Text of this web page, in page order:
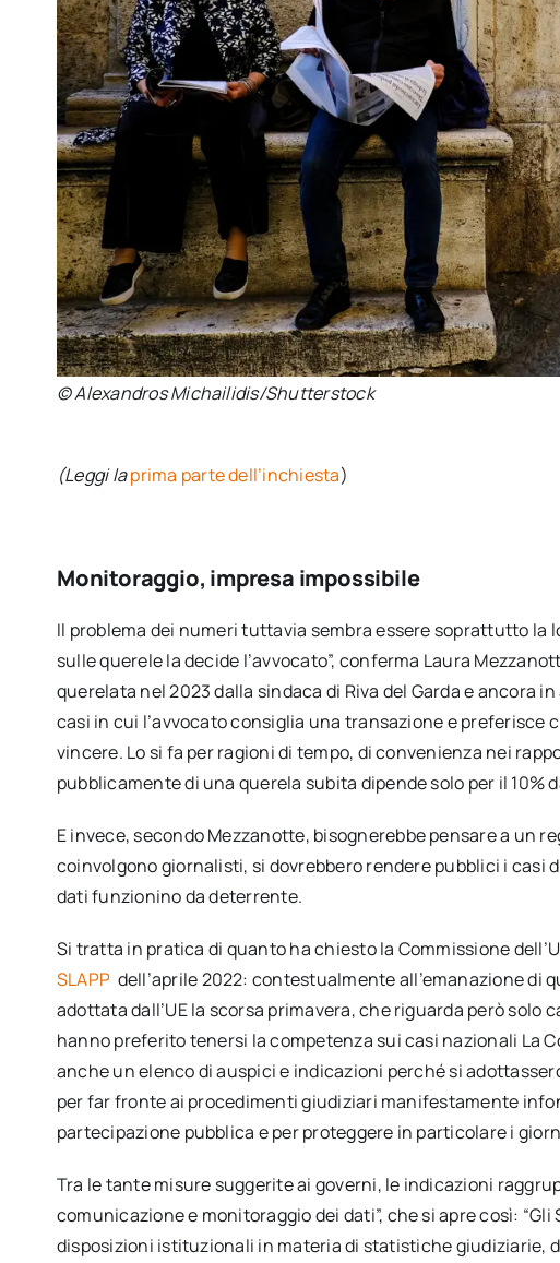
© Alexandros Michailidis/Shutterstock
(Leggi laprima parte dell’inchiesta)
Monitoraggio, impresa impossibile
Il problema dei numeri tuttavia sembra essere soprattutto la
sulle querele la decide l’avvocato”, conferma Laura
querelata nel 2023 dalla sindaca di Riva del Garda e ancora
casi in cui l’avvocato consiglia una transazione e preferisce
vincere. Lo si fa per ragioni di tempo, di convenienza nei
pubblicamente di una querela subita dipende solo per il 10%
E invece, secondo Mezzanotte, bisognerebbe pensare a un
coinvolgono giornalisti, si dovrebbero rendere pubblici i casi
dati funzionino da deterrente.
Si tratta in pratica di quanto ha chiesto la Commissione
SLAPP dell’aprile 2022: contestualmente all’emanazione di
adottata dall’UE la scorsa primavera, che riguarda però
hanno preferito tenersi la competenza sui casi nazionali La
anche un elenco di auspici e indicazioni perché si
per far fronte ai procedimenti giudiziari manifestamente
partecipazione pubblica e per proteggere in particolare i
Tra le tante misure suggerite ai governi, le indicazioni
comunicazione e monitoraggio dei dati”, che si apre così:
disposizioni istituzionali in materia di statistiche giudiziarie,